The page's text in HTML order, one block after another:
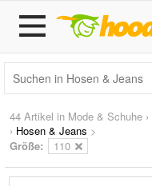
44 Artikel in Mode & Schuhe ›
› Hosen & Jeans >
Größe:
110